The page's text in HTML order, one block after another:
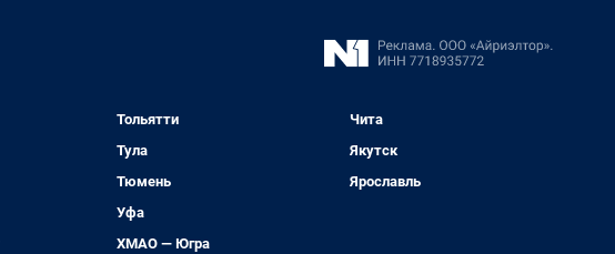
Тольятти
Тула
Тюмень
Уфа
ХМАО — Югра
Чита
Якутск
Ярославль